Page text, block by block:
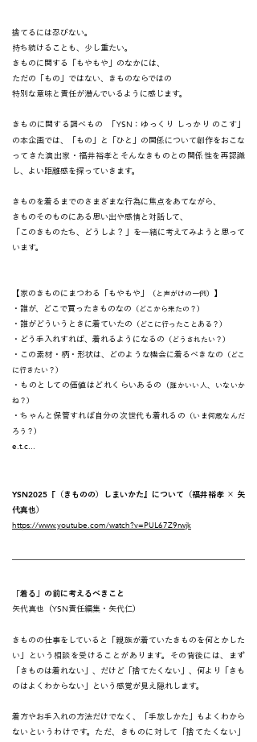
捨てるには忍びない。
持ち続けることも、少し重たい。
きものに関する「もやもや」のなかには、
ただの「もの」ではない、きものならではの
特別な意味と責任が潜んでいるように感じます。
きものに関する調べもの YSN ：ゆっくり しっかり のこす」
の本企画では、
「もの」と「ひと」の関係について創作をおこな
ってきた演出家・福井裕孝と そんなきものとの関係性を再認識
し、よい距離感を探っていきます。
きものを着るまでのさまざまな行為に焦点をあてながら、
きものそのものにある思い出や感情と対話して、
「このきものたち、どうしよ？」を一緒に考えてみようと思って
います。
【家のきものにまつわる「もやもや」 （と声がけの一例）
】
・誰が、どこで買ったきものなの
（どこから来たの？）
・誰がどういうときに着ていたの （どこに行ったことある？）
・どう手入れすれば、着れるようになるの （どうされたい？）
・この素材・柄・形状は、どのような機会に着るべきなの （どこ
に行きたい？）
・ものとしての価値はどれくらいあるの （誰かいい人、いないか
ね？）
・ちゃんと保管すれば自分の次世代も着れるの （いま何歳なんだ
ろう？）
e.t.c...
YSN2025 『（きものの）しまいかた』について（福井裕孝 × 矢
代真也）
https://www.youtube.com/watch?v=PUL67Z9rwjk
「着る」の前に考えるべきこと
矢代真也（YSN 責任編集・矢代仁）
きものの仕事をしていると「親族が着ていたきものを何とかした
い」という相談を受けることがあります。その背後には、まず
「きものは着れない」、だけど「捨てたくない」、何より「きも
のはよくわからない」という感覚が見え隠れします。
着方やお手入れの方法だけでなく、「手放しかた」もよくわから
ないというわけです。ただ、きものに対して「捨てたくない」